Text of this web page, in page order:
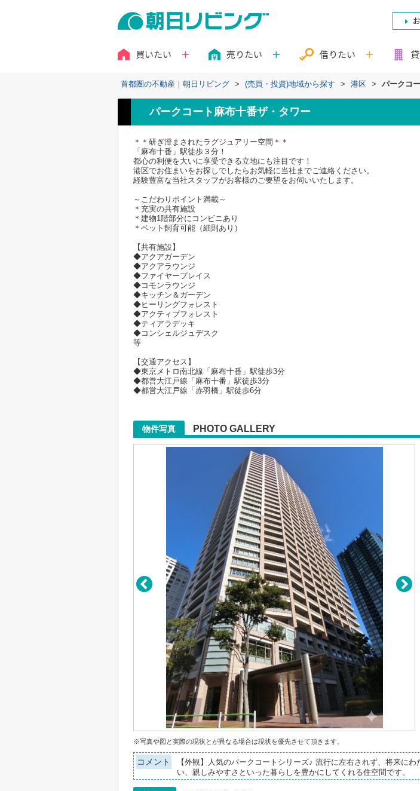
買いたい 売りたい 借りたい
首都圏の不動産｜朝日リビング > (売買・投資)地域から探す > 港区 > パークコ
パークコート麻布十番ザ・タワー
＊＊研ぎ澄まされたラグジュアリー空間＊＊
「麻布十番」駅徒歩３分！
都心の利便を大いに享受できる立地にも注目です！
港区でお住まいをお探しでしたらお気軽に当社までご連絡ください。
経験豊富な当社スタッフがお客様のご要望をお伺いいたします。
～こだわりポイント満載～
＊充実の共有施設
＊建物1階部分にコンビニあり
＊ペット飼育可能（細則あり）
【共有施設】
◆アクアガーデン
◆アクアラウンジ
◆ファイヤープレイス
◆コモンラウンジ
◆キッチン＆ガーデン
◆ヒーリングフォレスト
◆アクティブフォレスト
◆ティアラデッキ
◆コンシェルジュデスク
等
【交通アクセス】
◆東京メトロ南北線「麻布十番」駅徒歩3分
◆都営大江戸線「麻布十番」駅徒歩3分
◆都営大江戸線「赤羽橋」駅徒歩6分
物件写真 PHOTO GALLERY
※写真や図と実際の現状とが異なる場合は現状を優先させて頂きます。
コメント
【外観】人気のパークコートシリーズ♪ 流行に左右されず、将来に
い、親しみやすさといった暮らしを豊かにしてくれる住空間です。